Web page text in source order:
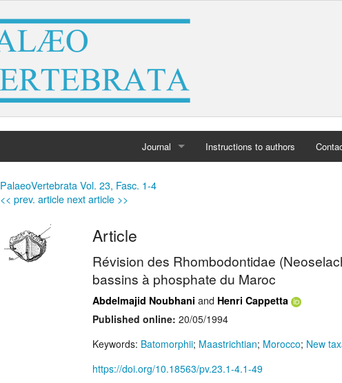
Journal Instructions to authors
PalaeoVertebrata Vol. 23, Fasc. 1-4
<< prev. article next article >>
Article
Révision des Rhombodontidae
bassins à phosphate du Maroc
Abdelmajid Noubhani and Henri Cappetta
Published online: 20/05/1994
Keywords: Batomorphii; Maastrichtian; Morocco; New
https://doi.org/10.18563/pv.23.1-4.1-49